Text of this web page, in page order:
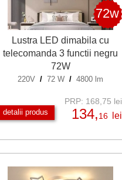
72w
Lustra LED dimabila cu
telecomanda 3 functii negru
72W
220V / 72 W / 4800 lm
detalii produs
PRP: 168,75 lei
134,16 lei